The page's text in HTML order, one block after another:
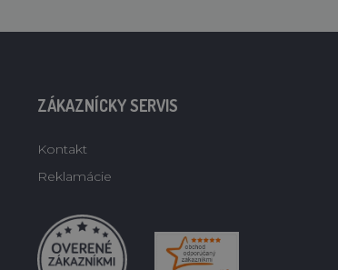
ZÁKAZNÍCKY SERVIS
Kontakt
Reklamácie